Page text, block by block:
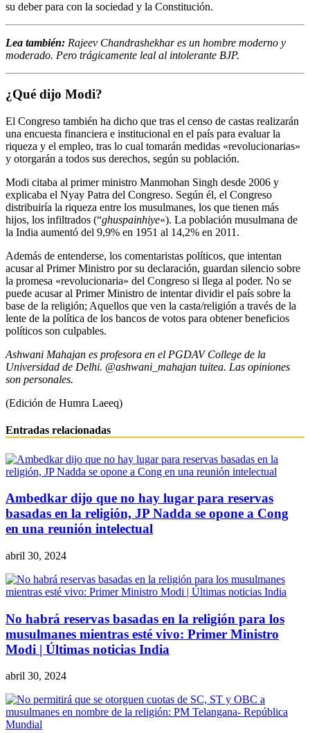
su deber para con la sociedad y la Constitución.
Lea también: Rajeev Chandrashekhar es un hombre moderno y
moderado. Pero trágicamente leal al intolerante BJP.
¿Qué dijo Modi?
El Congreso también ha dicho que tras el censo de castas realizarán
una encuesta financiera e institucional en el país para evaluar la
riqueza y el empleo, tras lo cual tomarán medidas «revolucionarias»
y otorgarán a todos sus derechos, según su población.
Modi citaba al primer ministro Manmohan Singh desde 2006 y
explicaba el Nyay Patra del Congreso. Según él, el Congreso
distribuiría la riqueza entre los musulmanes, los que tienen más
hijos, los infiltrados (“ghuspainhiye«). La población musulmana de
la India aumentó del 9,9% en 1951 al 14,2% en 2011.
Además de entenderse, los comentaristas políticos, que intentan
acusar al Primer Ministro por su declaración, guardan silencio sobre
la promesa «revolucionaria» del Congreso si llega al poder. No se
puede acusar al Primer Ministro de intentar dividir el país sobre la
base de la religión; Aquellos que ven la casta/religión a través de la
lente de la política de los bancos de votos para obtener beneficios
políticos son culpables.
Ashwani Mahajan es profesora en el PGDAV College de la
Universidad de Delhi. @ashwani_mahajan tuitea. Las opiniones
son personales.
(Edición de Humra Laeeq)
Entradas relacionadas
Ambedkar dijo que no hay lugar para reservas
basadas en la religión, JP Nadda se opone a Cong
en una reunión intelectual
abril 30, 2024
No habrá reservas basadas en la religión para los
musulmanes mientras esté vivo: Primer Ministro
Modi | Últimas noticias India
abril 30, 2024